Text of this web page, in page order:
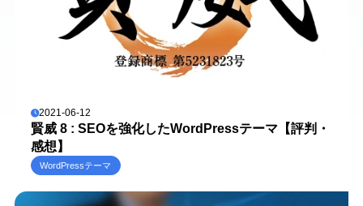
2021-06-12
賢威 8 : SEOを強化したWordPressテーマ【評判・
感想】
WordPressテーマ